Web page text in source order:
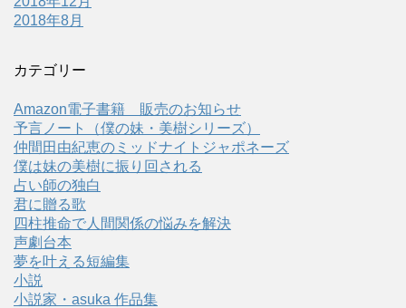
2018年8月
カテゴリー
Amazon電子書籍 販売のお知らせ
予言ノート（僕の妹・美樹シリーズ）
仲間田由紀恵のミッドナイトジャポネーズ
僕は妹の美樹に振り回される
占い師の独白
君に贈る歌
四柱推命で人間関係の悩みを解決
声劇台本
夢を叶える短編集
小説
小説家・asuka 作品集